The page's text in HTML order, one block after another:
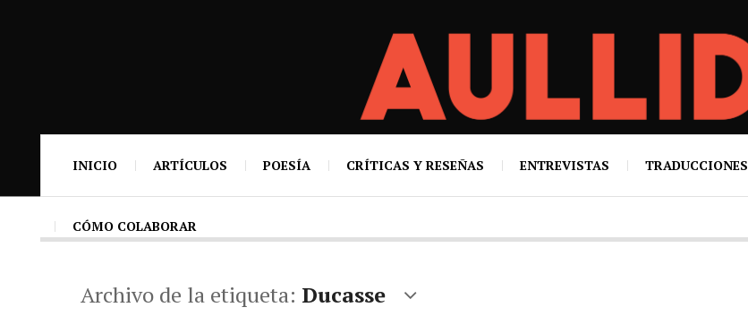
INICIO ARTÍCULOS POESÍA CRÍTICAS Y RESEÑAS ENTREVISTAS TRADUCCIONES
CÓMO COLABORAR
Archivo de la etiqueta: Ducasse